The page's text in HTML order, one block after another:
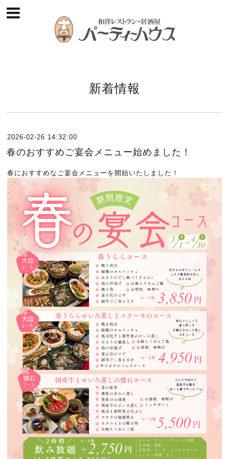
新着情報
2026-02-26 14:32:00
春のおすすめご宴会メニュー始めました！
春におすすめなご宴会メニューを開始いたしました！